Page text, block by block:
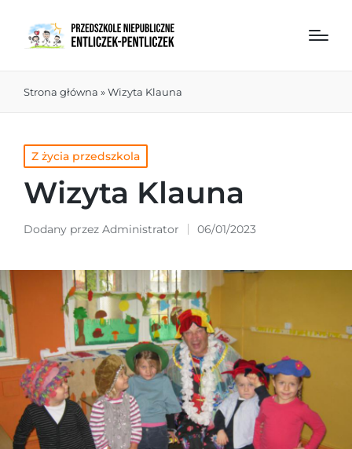
Strona główna »Wizyta Klauna
Z życia przedszkola
Wizyta Klauna
Dodany przez Administrator 06/01/2023